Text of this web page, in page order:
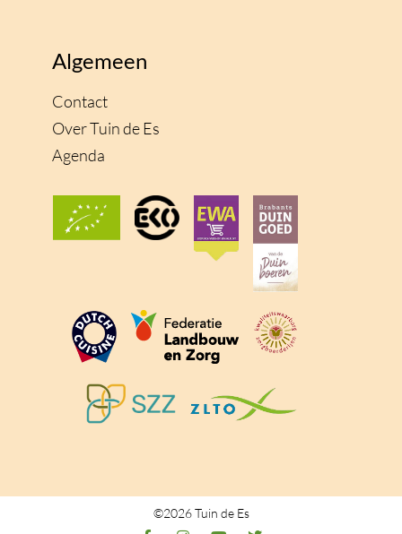
Algemeen
Contact
Over Tuin de Es
Agenda
©2026 Tuin de Es
F
I
Y
T